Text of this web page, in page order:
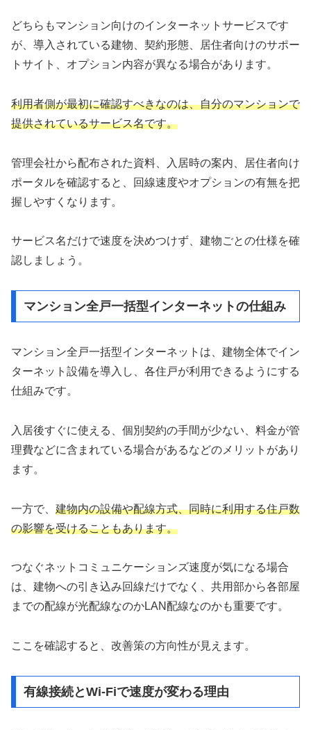
どちらもマンション向けのインターネットサービスです
が、導入されている建物、契約形態、居住者向けのサポー
トサイト、オプション内容が異なる場合があります。
利用者側が最初に確認すべきなのは、自分のマンションで
提供されているサービス名です。
管理会社から配布された資料、入居時の案内、居住者向け
ポータルを確認すると、回線速度やオプションの有無を把
握しやすくなります。
サービス名だけで速度を決めつけず、建物ごとの仕様を確
認しましょう。
マンション全戸一括型インターネットの仕組み
マンション全戸一括型インターネットは、建物全体でイン
ターネット設備を導入し、各住戸が利用できるようにする
仕組みです。
入居後すぐに使える、個別契約の手間が少ない、料金が管
理費などに含まれている場合があるなどのメリットがあり
ます。
一方で、 建物内の設備や配線方式、同時に利用する住戸数
の影響を受けることもあります。
つなぐネットコミュニケーションズ速度が気になる場合
は、建物への引き込み回線だけでなく、共用部から各部屋
までの配線が光配線なのかLAN配線なのかも重要です。
ここを確認すると、改善策の方向性が見えます。
有線接続とWi-Fiで速度が変わる理由